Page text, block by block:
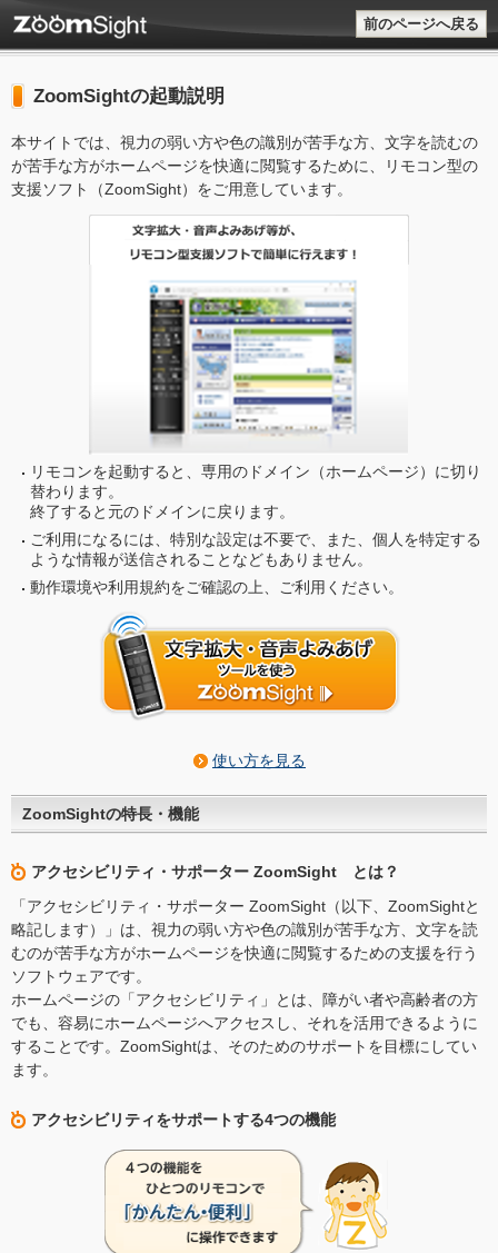
前のページへ戻る
ZoomSightの起動説明
本サイトでは、視力の弱い方や色の識別が苦手な方、文字を読むの
が苦手な方がホームページを快適に閲覧するために、リモコン型の
支援ソフト（ZoomSight）をご用意しています。
リモコンを起動すると、専用のドメイン（ホームページ）に切り
替わります。
終了すると元のドメインに戻ります。
ご利用になるには、特別な設定は不要で、また、個人を特定する
ような情報が送信されることなどもありません。
動作環境や利用規約をご確認の上、ご利用ください。
使い方を見る
ZoomSightの特長・機能
アクセシビリティ・サポーター ZoomSight とは？
「アクセシビリティ・サポーター ZoomSight（以下、ZoomSightと
略記します）」は、視力の弱い方や色の識別が苦手な方、文字を読
むのが苦手な方がホームページを快適に閲覧するための支援を行う
ソフトウェアです。
ホームページの「アクセシビリティ」とは、障がい者や高齢者の方
でも、容易にホームページへアクセスし、それを活用できるように
することです。ZoomSightは、そのためのサポートを目標にしてい
ます。
アクセシビリティをサポートする4つの機能